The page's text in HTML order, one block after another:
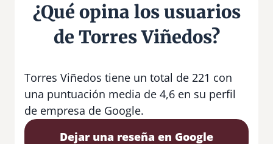
¿Qué opina los usuarios
de Torres Viñedos?
Torres Viñedos tiene un total de 221 con
una puntuación media de 4,6 en su perfil
de empresa de Google.
Dejar una reseña en Google